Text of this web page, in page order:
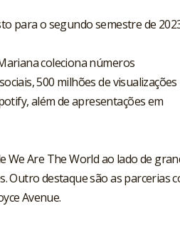
para o segundo semestre de
coleciona números
500 milhões de
além de apresentações em
We Are The World ao lado de
Outro destaque são as parcerias
Avenue.